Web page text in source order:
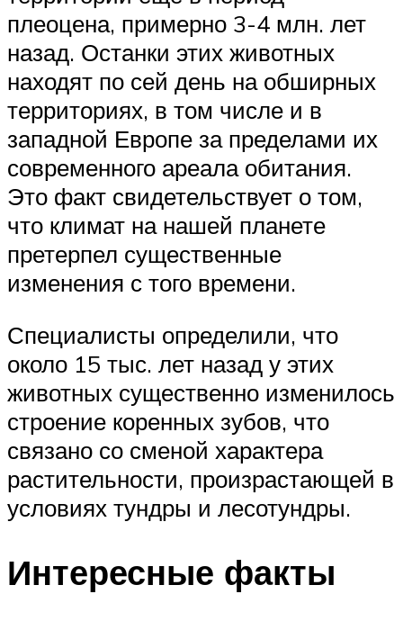
плеоцена, примерно 3-4 млн. лет
назад. Останки этих животных
находят по сей день на обширных
территориях, в том числе и в
западной Европе за пределами их
современного ареала обитания.
Это факт свидетельствует о том,
что климат на нашей планете
претерпел существенные
изменения с того времени.
Специалисты определили, что
около 15 тыс. лет назад у этих
животных существенно изменилось
строение коренных зубов, что
связано со сменой характера
растительности, произрастающей в
условиях тундры и лесотундры.
Интересные факты